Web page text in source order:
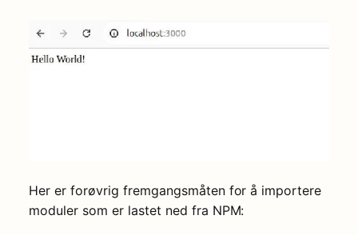
Her er forøvrig fremgangsmåten for å importere
moduler som er lastet ned fra NPM: